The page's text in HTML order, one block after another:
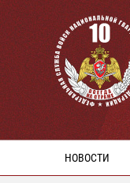
НОВОСТИ